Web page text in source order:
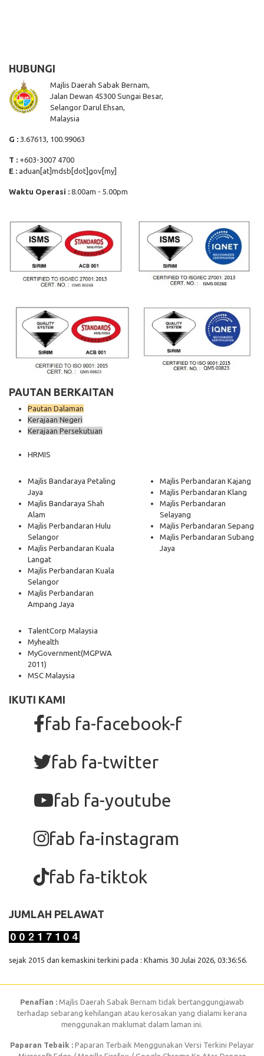
HUBUNGI
Majlis Daerah Sabak Bernam,
Jalan Dewan 45300 Sungai Besar,
Selangor Darul Ehsan,
Malaysia
G : 3.67613, 100.99063
T : +603-3007 4700
E : aduan[at]mdsb[dot]gov[my]
Waktu Operasi : 8.00am - 5.00pm
PAUTAN BERKAITAN
Pautan Dalaman
Kerajaan Negeri
Kerajaan Persekutuan
HRMIS
Majlis Bandaraya Petaling
Jaya
Majlis Bandaraya Shah
Alam
Majlis Perbandaran Hulu
Selangor
Majlis Perbandaran Kuala
Langat
Majlis Perbandaran Kuala
Selangor
Majlis Perbandaran
Ampang Jaya
Majlis Perbandaran Kajang
Majlis Perbandaran Klang
Majlis Perbandaran
Selayang
Majlis Perbandaran Sepang
Majlis Perbandaran Subang
Jaya
TalentCorp Malaysia
Myhealth
MyGovernment(MGPWA
2011)
MSC Malaysia
IKUTI KAMI
fab fa-facebook-f
fab fa-twitter
fab fa-youtube
fab fa-instagram
fab fa-tiktok
JUMLAH PELAWAT
sejak 2015 dan kemaskini terkini pada : Khamis 30 Julai 2026, 03:36:56.
Penafian : Majlis Daerah Sabak Bernam tidak bertanggungjawab
terhadap sebarang kehilangan atau kerosakan yang dialami kerana
menggunakan maklumat dalam laman ini.
Paparan Tebaik : Paparan Terbaik Menggunakan Versi Terkini Pelayar